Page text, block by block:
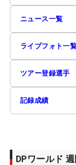
ニュース一覧
ライブフォト一
ツアー登録選手
記録成績
DPワールド